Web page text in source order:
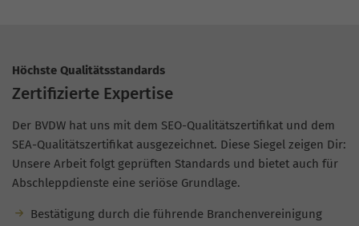
Höchste Qualitätsstandards
Zertifizierte Expertise
Der BVDW hat uns mit dem SEO-Qualitätszertifikat und dem
SEA-Qualitätszertifikat ausgezeichnet. Diese Siegel zeigen Dir:
Unsere Arbeit folgt geprüften Standards und bietet auch für
Abschleppdienste eine seriöse Grundlage.
Bestätigung durch die führende Branchenvereinigung